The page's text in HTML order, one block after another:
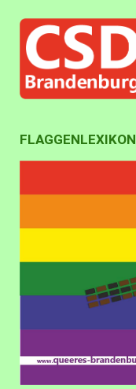
FLAGGENLEXIKON